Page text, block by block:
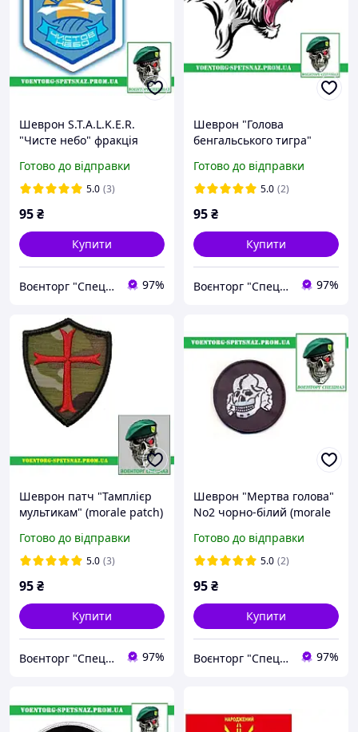
Шеврон S.T.A.L.K.E.R.
"Чисте небо" фракція
Зробимо будь-який патч!
Готово до відправки
5.0 (3)
95₴
Купити
Воєнторг "Спецназ" - найкращий український військовий магазин — виробник! 97%
Шеврон "Голова
бенгальського тигра"
Готово до відправки
5.0 (2)
95₴
Купити
Воєнторг "Спецназ" - найкращий український військовий магазин — виробник! 97%
Шеврон патч "Тамплієр
мультикам" (morale patch)
шеврон!
Готово до відправки
5.0 (3)
95₴
Купити
Воєнторг "Спецназ" - найкращий український військовий магазин — виробник! 97%
Шеврон "Мертва голова"
No2 чорно-білий (morale
веселий роджер totenkopf
Готово до відправки
5.0 (2)
95₴
Купити
Воєнторг "Спецназ" - найкращий український військовий магазин — виробник! 97%